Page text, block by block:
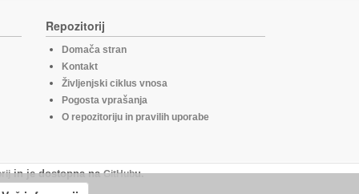
Repozitorij
Domača stran
Kontakt
Življenjski ciklus vnosa
Pogosta vprašanja
O repozitoriju in pravilih uporabe
in je dostopna naGitHubu.